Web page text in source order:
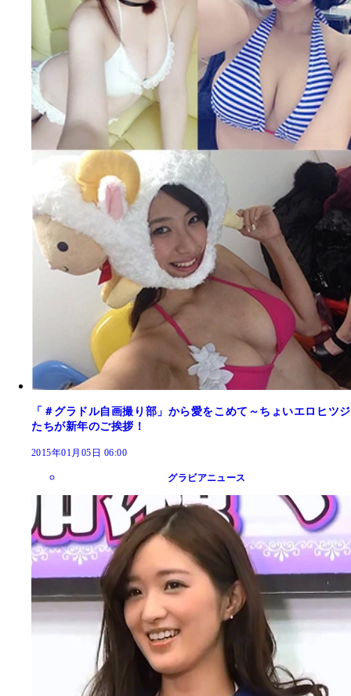
「＃グラドル自画撮り部」から愛をこめて～ちょいエロヒツジ
たちが新年のご挨拶！
2015年01月05日 06:00
グラビアニュース